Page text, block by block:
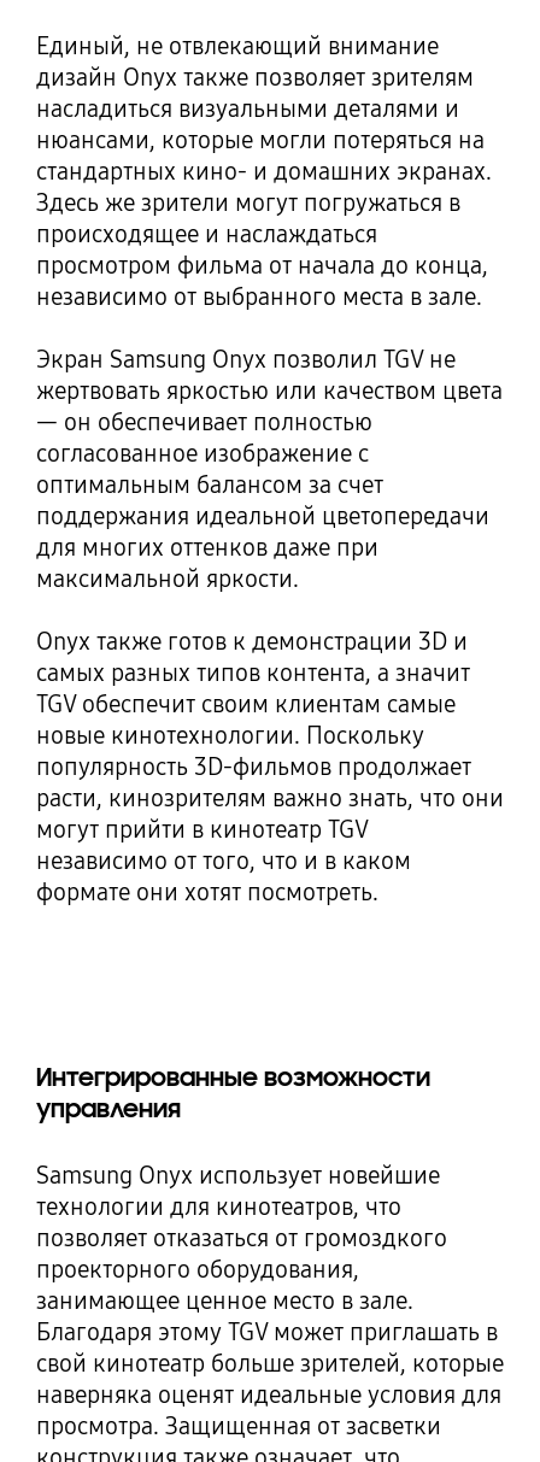
Единый, не отвлекающий внимание
дизайн Onyx также позволяет зрителям
насладиться визуальными деталями и
нюансами, которые могли потеряться на
стандартных кино- и домашних экранах.
Здесь же зрители могут погружаться в
происходящее и наслаждаться
просмотром фильма от начала до конца,
независимо от выбранного места в зале.
Экран Samsung Onyx позволил TGV не
жертвовать яркостью или качеством цвета
— он обеспечивает полностью
согласованное изображение с
оптимальным балансом за счет
поддержания идеальной цветопередачи
для многих оттенков даже при
максимальной яркости.
Onyx также готов к демонстрации 3D и
самых разных типов контента, а значит
TGV обеспечит своим клиентам самые
новые кинотехнологии. Поскольку
популярность 3D-фильмов продолжает
расти, кинозрителям важно знать, что они
могут прийти в кинотеатр TGV
независимо от того, что и в каком
формате они хотят посмотреть.
Интегрированные возможности
управления
Samsung Onyx использует новейшие
технологии для кинотеатров, что
позволяет отказаться от громоздкого
проекторного оборудования,
занимающее ценное место в зале.
Благодаря этому TGV может приглашать в
свой кинотеатр больше зрителей, которые
наверняка оценят идеальные условия для
просмотра. Защищенная от засветки